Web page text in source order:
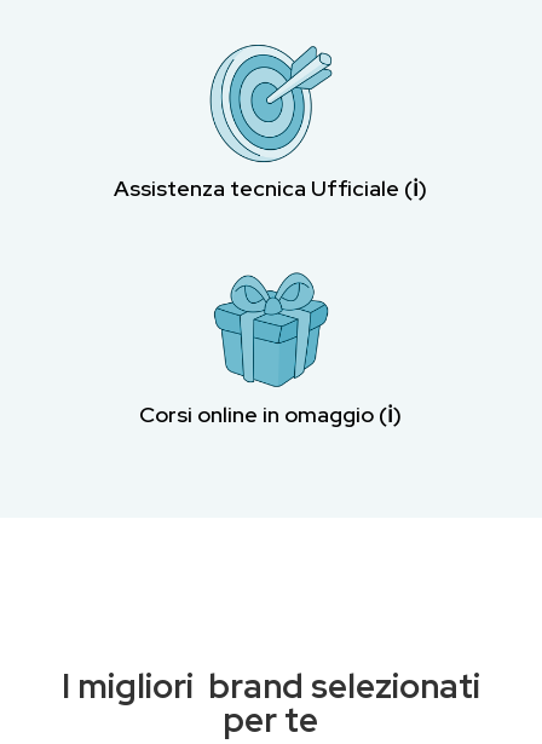
Assistenza tecnica Ufficiale (ℹ︎)
Corsi online in omaggio (ℹ︎)
I migliori brand selezionati
per te